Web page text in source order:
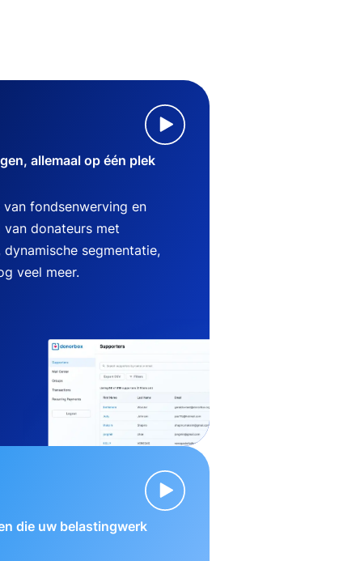
allemaal op één plek
fondsenwerving en
donateurs met
segmentatie,
veel meer.
die uw belastingwerk